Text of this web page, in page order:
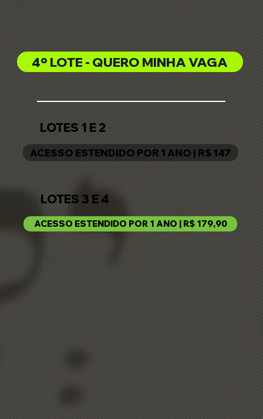
LOTES 1 E 2
ACESSO ESTENDIDO POR 1 ANO | R$ 147
4º LOTE - QUERO MINHA VAGA
LOTES 3 E 4
ACESSO ESTENDIDO POR 1 ANO | R$ 179,90